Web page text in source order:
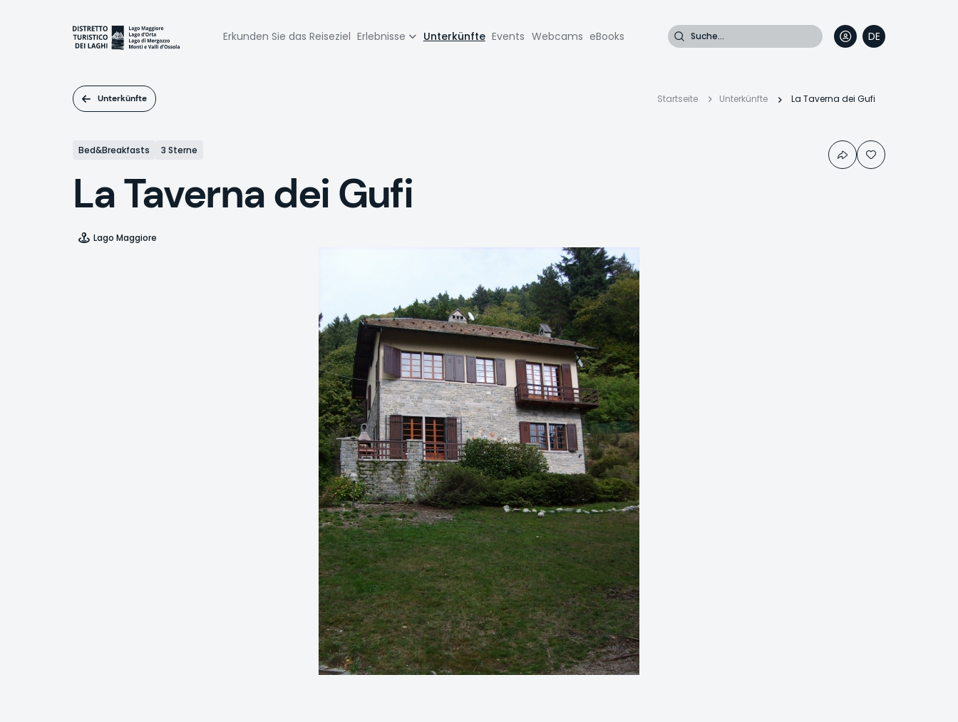
Navigazione
Erkunden Sie das Reiseziel Erlebnisse Unterkünfte Events Webcams eBooks Suche
DE
IT
EN
FR
Unterkünfte Pfadnavigation
Startseite Unterkünfte La Taverna dei Gufi
Bed&Breakfasts 3 Sterne
La Taverna dei Gufi
Lago Maggiore